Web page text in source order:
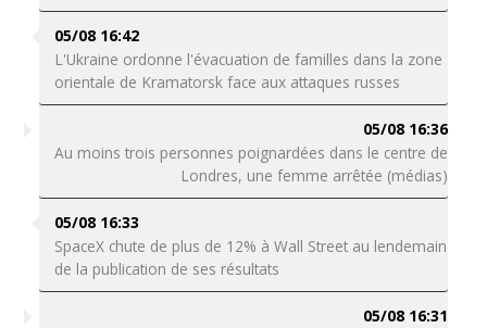
05/08 16:42
L'Ukraine ordonne l'évacuation de familles dans la zone
orientale de Kramatorsk face aux attaques russes
05/08 16:36
Au moins trois personnes poignardées dans le centre de
Londres, une femme arrêtée (médias)
05/08 16:33
SpaceX chute de plus de 12% à Wall Street au lendemain
de la publication de ses résultats
05/08 16:31